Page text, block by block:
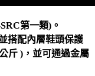
第一類)。
搭配內層鞋頭保護
斤 )，並可通過金屬